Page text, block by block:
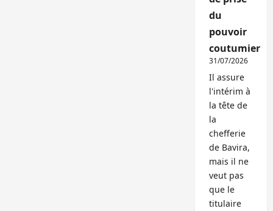
du
pouvoir
coutumier
31/07/2026
Il assure
l'intérim à
la tête de
la
chefferie
de Bavira,
mais il ne
veut pas
que le
titulaire